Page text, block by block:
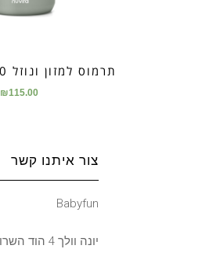
תרמוס למזון ונוזל 500 מ"ל אפור
₪115.00
צור איתנו קשר
Babyfun
יונה וולך 4 הוד השרון